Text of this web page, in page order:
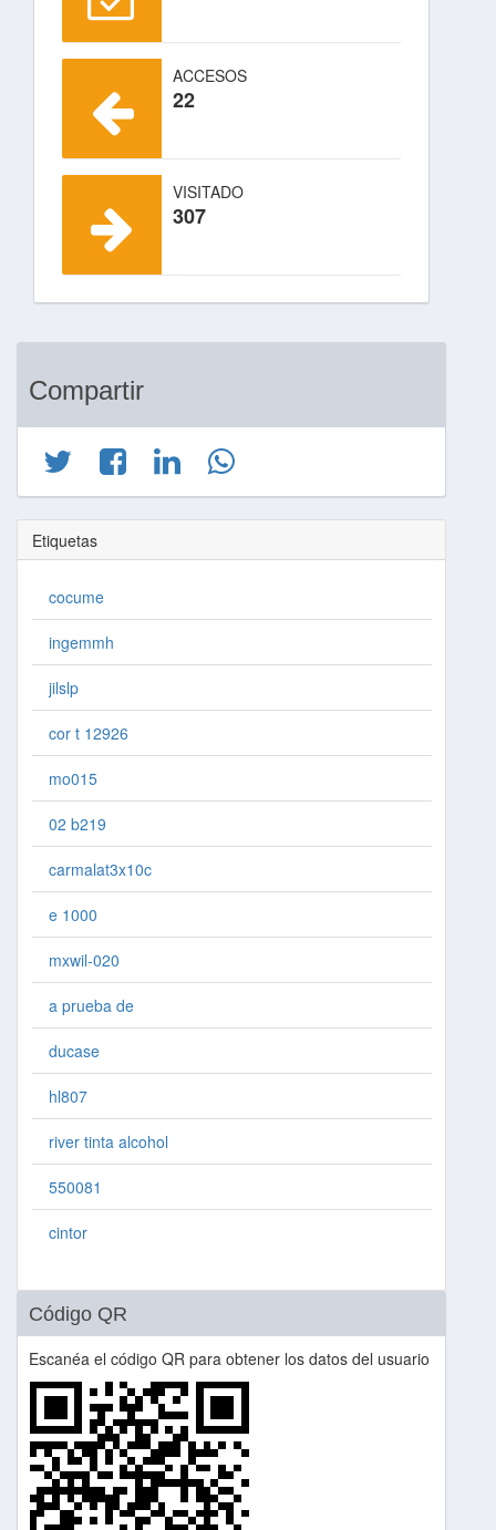
ACCESOS
22
VISITADO
307
Compartir
Etiquetas
cocume
ingemmh
jilslp
cor t 12926
mo015
02 b219
carmalat3x10c
e 1000
mxwil-020
a prueba de
ducase
hl807
river tinta alcohol
550081
cintor
Código QR
Escanéa el código QR para obtener los datos del usuario